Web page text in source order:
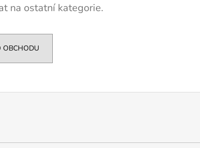
na ostatní kategorie.
OBCHODU
PAVLIK 24 - PÁNSKÉ KRÁTKÉ PYŽAMO